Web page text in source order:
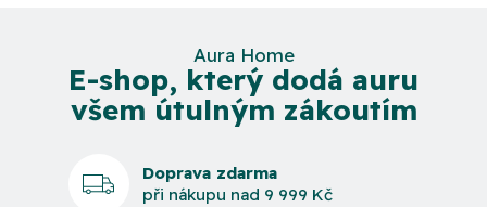
Aura Home
E-shop, který dodá auru
všem útulným zákoutím
Doprava zdarma
při nákupu nad 9 999 Kč